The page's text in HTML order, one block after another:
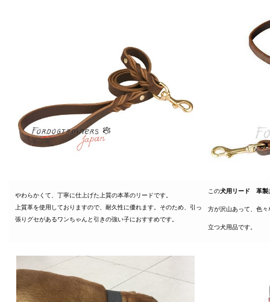
やわらかくて、丁寧に仕上げた上質の本革のリードです。
上質革を使用しておりますので、耐久性に優れます。そのため、引っ
張りグセがあるワンちゃんと引きの強い子におすすめです。
この犬用リード 革製
方が沢山あって、色
立つ犬用品です。